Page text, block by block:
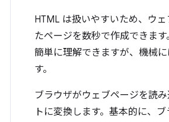
HTML は扱いやすいため、ウ
たページを数秒で作成できま
簡単に理解できますが、機械
す。
ブラウザがウェブページを読
トに変換します。基本的に、